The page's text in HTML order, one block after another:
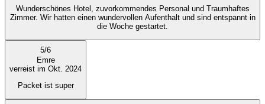
Wunderschönes Hotel, zuvorkommendes Personal und Traumhaftes
Zimmer. Wir hatten einen wundervollen Aufenthalt und sind entspannt in
die Woche gestartet.
5/6
Emre
verreist im Okt. 2024
Packet ist super